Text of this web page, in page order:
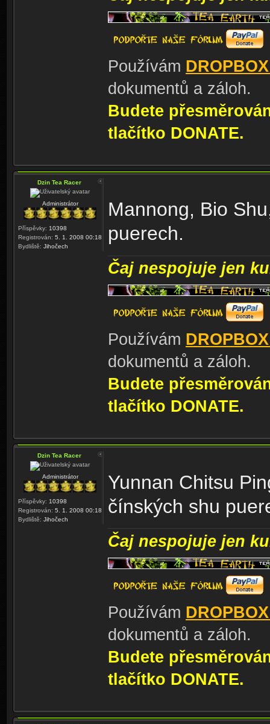
Používám
dokumentů a záloh.
Budete
tlačítko DONATE.
Dzin Tea Racer
Administrátor
Příspěvky: 10398
Registrován: 5. 1. 2008 00:18
Bydliště: Jihočech
Mannong, Bio
puerech.
Čaj nespojuje jen
Používám
dokumentů a záloh.
Budete
tlačítko DONATE.
Dzin Tea Racer
Administrátor
Příspěvky: 10398
Registrován: 5. 1. 2008 00:18
Bydliště: Jihočech
Yunnan Chitsu
čínských shu
Čaj nespojuje jen
Používám
dokumentů a záloh.
Budete
tlačítko DONATE.